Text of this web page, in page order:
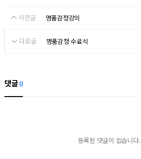
이전글 명품감정강의
다음글 명품감정 수료식
댓글0
등록된 댓글이 없습니다.